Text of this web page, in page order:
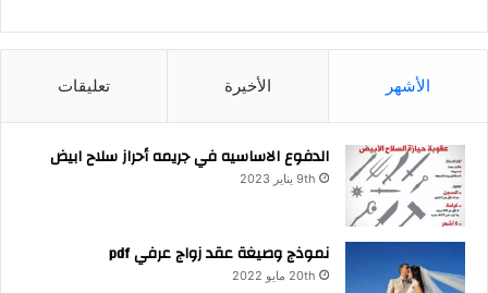
ع
ن
الأشهر الأخيرة تعليقات
الدفوع الاساسيه في جريمه أحراز سلاح ابيض
9th يناير 2023
نموذج وصيغة عقد زواج عرفي pdf
20th مايو 2022